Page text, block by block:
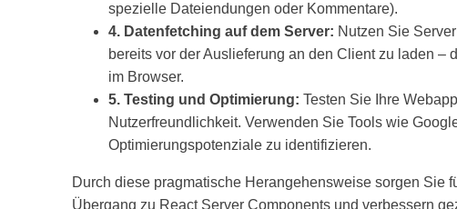
spezielle Dateiendungen oder Kommentare).
4. Datenfetching auf dem Server: Nutzen Sie
bereits vor der Auslieferung an den Client zu laden –
im Browser.
5. Testing und Optimierung: Testen Sie Ihre
Nutzerfreundlichkeit. Verwenden Sie Tools wie
Optimierungspotenziale zu identifizieren.
Durch diese pragmatische Herangehensweise sorgen Sie
Übergang zu React Server Components und verbessern